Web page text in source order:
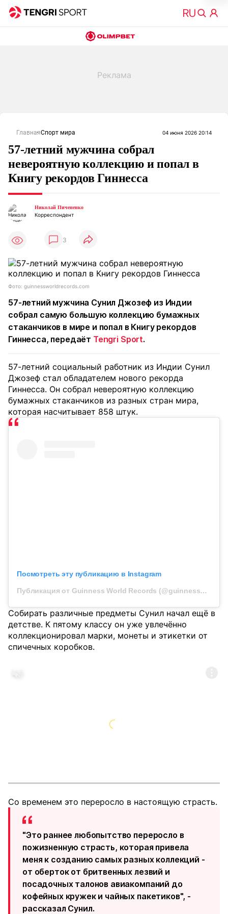
ГлавнаяСпорт мира 04 июня 2026 20:14
57-летний мужчина собрал
невероятную коллекцию и попал в
Книгу рекордов Гиннесса
Николай Пичененко
Корреспондент
3
Фото: guinnessworldrecords.com
57-летний мужчина Сунил Джозеф из Индии
собрал самую большую коллекцию бумажных
стаканчиков в мире и попал в Книгу рекордов
Гиннесса, передаёт Tengri Sport.
57-летний социальный работник из Индии Сунил
Джозеф стал обладателем нового рекорда
Гиннесса. Он собрал невероятную коллекцию
бумажных стаканчиков из разных стран мира,
которая насчитывает 858 штук.
Посмотреть эту публикацию в Instagram
Публикация от Guinness World Records (@guinnessworldrecords)
Собирать различные предметы Сунил начал ещё в
детстве. К пятому классу он уже увлечённо
коллекционировал марки, монеты и этикетки от
спичечных коробков.
Со временем это переросло в настоящую страсть.
"Это раннее любопытство переросло в
пожизненную страсть, которая привела
меня к созданию самых разных коллекций -
от оберток от бритвенных лезвий и
посадочных талонов авиакомпаний до
кофейных кружек и чайных пакетиков", -
рассказал Сунил.